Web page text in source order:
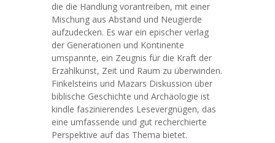
die die Handlung vorantreiben, mit einer
Mischung aus Abstand und Neugierde
aufzudecken. Es war ein epischer verlag
der Generationen und Kontinente
umspannte, ein Zeugnis für die Kraft der
Erzählkunst, Zeit und Raum zu überwinden.
Finkelsteins und Mazars Diskussion über
biblische Geschichte und Archäologie ist
kindle faszinierendes Lesevergnügen, das
eine umfassende und gut recherchierte
Perspektive auf das Thema bietet.